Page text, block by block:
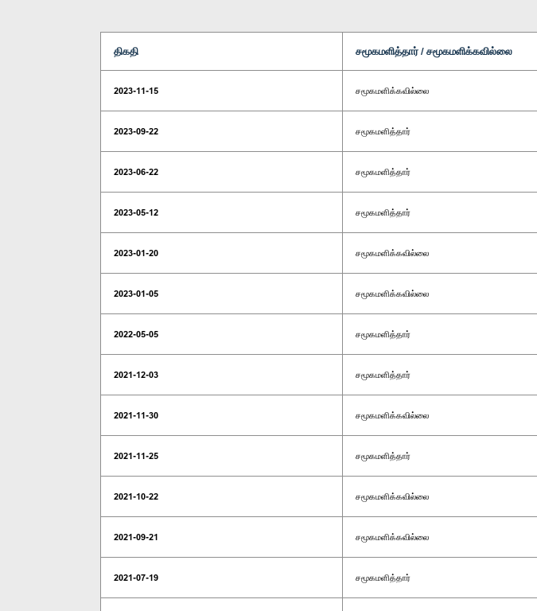
திகதி சமூகமளித்தார் / சமூகமளிக்கவில்லை
2023-11-15 சமூகமளிக்கவில்லை
2023-09-22 சமூகமளித்தார்
2023-06-22 சமூகமளித்தார்
2023-05-12 சமூகமளித்தார்
2023-01-20 சமூகமளிக்கவில்லை
2023-01-05 சமூகமளிக்கவில்லை
2022-05-05 சமூகமளித்தார்
2021-12-03 சமூகமளித்தார்
2021-11-30 சமூகமளிக்கவில்லை
2021-11-25 சமூகமளித்தார்
2021-10-22 சமூகமளிக்கவில்லை
2021-09-21 சமூகமளிக்கவில்லை
2021-07-19 சமூகமளித்தார்